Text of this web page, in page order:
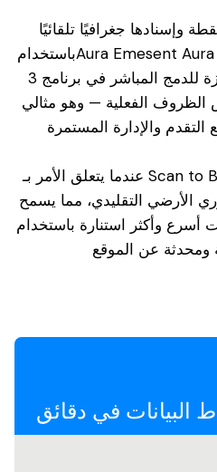
وإسنادها جغرافيًا تلقائيًا
باستخدامAura Emesent Aura ، مما ينتج عنه سحب نقطية
دقيقة جاهزة للدمج المباشر في برنامج 3D . والنتيجة هي
الفعلية — وهو مثالي
عندما يتعلق الأمر بـ Scan to BIM، Hovermap التأخيرات
الأرضي التقليدي، مما يسمح
أسرع وأكثر استنارة باستخدام
البيانات في دقائق